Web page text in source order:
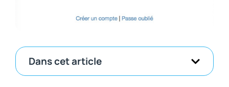
Dans cet article